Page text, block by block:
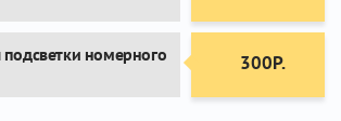
номерного
300Р.